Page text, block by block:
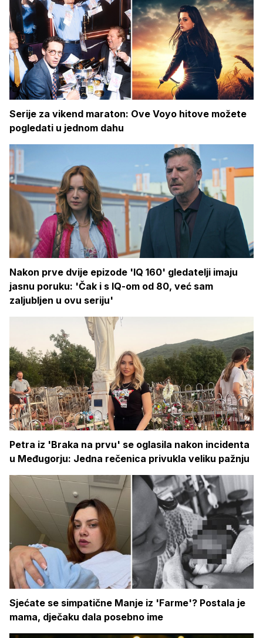
Serije za vikend maraton: Ove Voyo hitove možete
pogledati u jednom dahu
Nakon prve dvije epizode 'IQ 160' gledatelji imaju
jasnu poruku: 'Čak i s IQ-om od 80, već sam
zaljubljen u ovu seriju'
Petra iz 'Braka na prvu' se oglasila nakon incidenta
u Međugorju: Jedna rečenica privukla veliku pažnju
Sjećate se simpatične Manje iz 'Farme'? Postala je
mama, dječaku dala posebno ime